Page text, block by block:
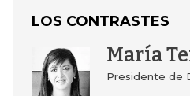
LOS CONTRASTES
María
Presidente de